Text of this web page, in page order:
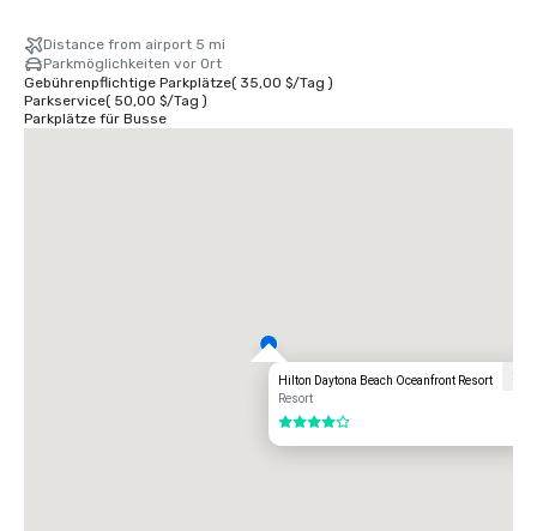
Distance from airport 5 mi
Parkmöglichkeiten vor Ort
Gebührenpflichtige Parkplätze( 35,00 $/Tag )
Parkservice( 50,00 $/Tag )
Parkplätze für Busse
Hilton Daytona Beach Oceanfront Resort
Resort
4 von 5